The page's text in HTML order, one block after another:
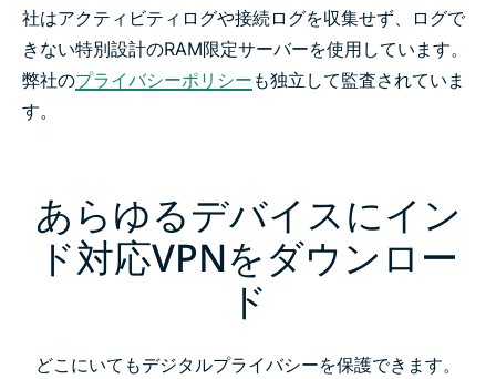
社はアクティビティログや接続ログを収集せず、ログで
きない特別設計のRAM限定サーバーを使用しています。
弊社のプライバシーポリシー も独立して監査されていま
す。
あらゆるデバイスにイン
ド対応VPNをダウンロー
ド
どこにいてもデジタルプライバシーを保護できます。